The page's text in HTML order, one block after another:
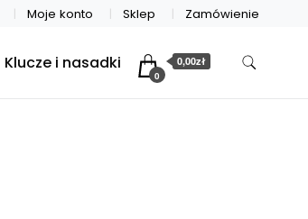
Moje konto Sklep Zamówienie
Klucze i nasadki
0
0,00zł